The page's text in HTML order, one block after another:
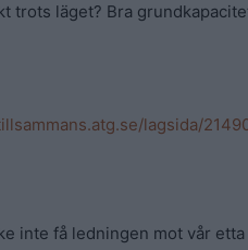
trots läget? Bra
lagsida/
inte få ledningen mot vår